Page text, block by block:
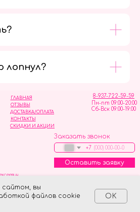
сайтом, вы
файлов cookie
OK
лопнул?
ОТЗЫВЫ
ГЛАВНАЯ
ДОСТАВКА/ОПЛАТА
СКИДКИ И АКЦИИ
КОНТАКТЫ
8-937-722-59-59
Пн-пт 09:00-20:00
Сб-Вск 09:00-19:00
Заказать звонок
+7
Оставить заявку
on Tilda